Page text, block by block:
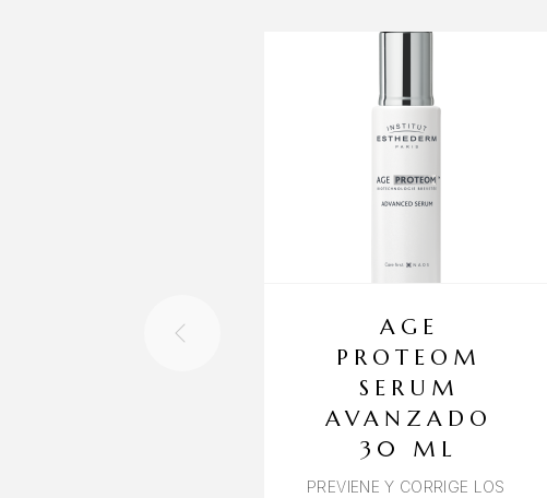
AGE
PROTEOM
SERUM
AVANZADO
30 ML
PREVIENE Y CORRIGE LOS